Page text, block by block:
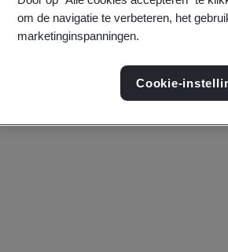
om de navigatie te verbeteren, het
marketinginspanningen.
Cookie-